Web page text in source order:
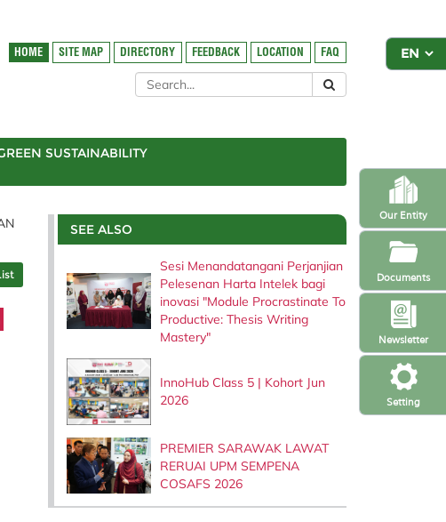
Setting
Newsletter
Our Entity
Documents
HOME SITE MAP DIRECTORY FEEDBACK LOCATION FAQ
SUSTAINABILITY
SEE ALSO
Sesi Menandatangani Perjanjian
Pelesenan Harta Intelek bagi
inovasi "Module Procrastinate To
Productive: Thesis Writing
Mastery"
InnoHub Class 5 | Kohort Jun
2026
PREMIER SARAWAK LAWAT
RERUAI UPM SEMPENA
COSAFS 2026